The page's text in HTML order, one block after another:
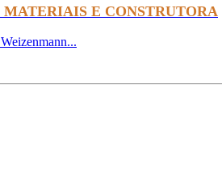
E CONSTRUTORA